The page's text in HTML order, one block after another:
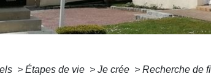
> Étapes de vie > Je crée > Recherche de